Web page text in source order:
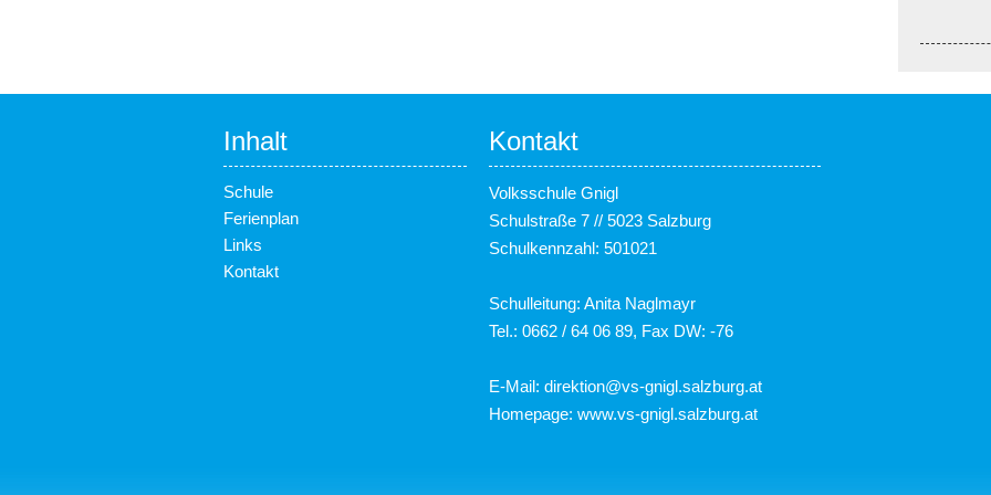
Inhalt
Schule
Ferienplan
Links
Kontakt
Kontakt
Volksschule Gnigl
Schulstraße 7 // 5023 Salzburg
Schulkennzahl: 501021
Schulleitung: Anita Naglmayr
Tel.: 0662 / 64 06 89, Fax DW: -76
E-Mail: direktion@vs-gnigl.salzburg.at
Homepage: www.vs-gnigl.salzburg.at